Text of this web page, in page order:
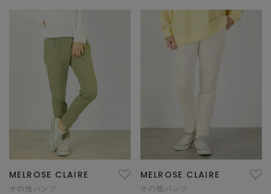
MELROSE CLAIRE
その他パンツ
MELROSE CLAIRE
その他パンツ